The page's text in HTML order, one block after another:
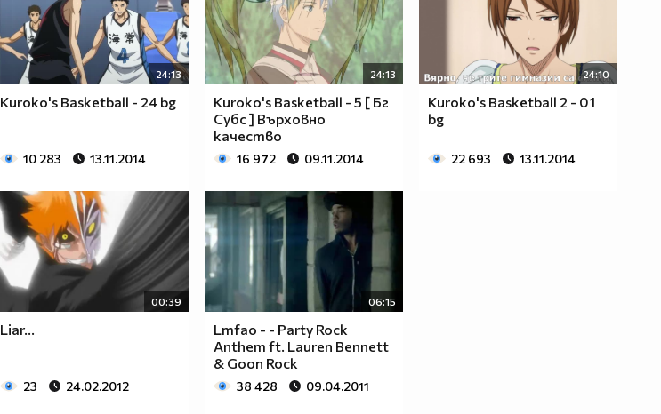
24:13
Kuroko's Basketball - 24 bg
10 283 13.11.2014
24:13
Kuroko's Basketball - 5 [ Бг
Субс ] Върховно
качество
16 972 09.11.2014
24:10
Kuroko's Basketball 2 - 01
bg
22 693 13.11.2014
00:39
Liar...
23 24.02.2012
06:15
Lmfao - - Party Rock
Anthem ft. Lauren Bennett
& Goon Rock
38 428 09.04.2011